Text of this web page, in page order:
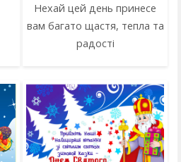
Нехай цей день принесе
вам багато щастя, тепла та
радості